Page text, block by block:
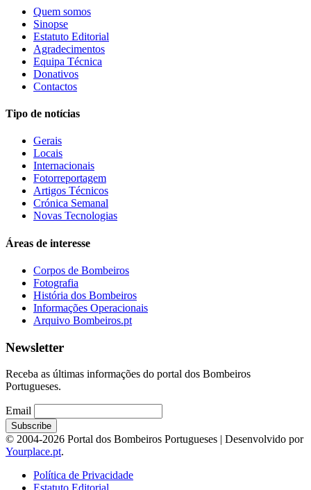
Quem somos
Sinopse
Estatuto Editorial
Agradecimentos
Equipa Técnica
Donativos
Contactos
Tipo de notícias
Gerais
Locais
Internacionais
Fotorreportagem
Artigos Técnicos
Crónica Semanal
Novas Tecnologias
Áreas de interesse
Corpos de Bombeiros
Fotografia
História dos Bombeiros
Informações Operacionais
Arquivo Bombeiros.pt
Newsletter
Receba as últimas informações do portal dos Bombeiros
Portugueses.
Email
© 2004-2026 Portal dos Bombeiros Portugueses | Desenvolvido por
Yourplace.pt.
Política de Privacidade